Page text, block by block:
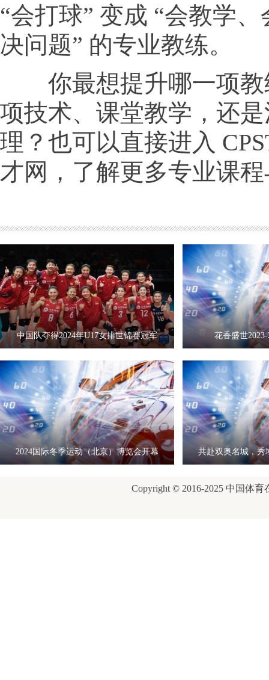
“会打球” 变成 “会教学
决问题” 的专业教练。
你最想提升哪一项教
项技术、课堂教学，还
理？也可以直接进入
才网，了解更多专业课
中国队夺得2024年U17女排世锦赛冠军 花香盛世
2024国际冬季运动（北京）博览会开幕
共赴双奥名城，秀
Copyright © 2016-2025 中国体